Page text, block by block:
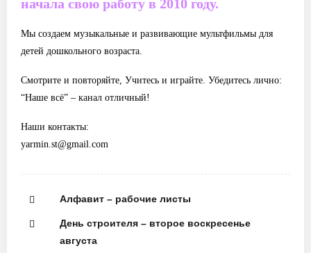
начала свою работу в 2010 году.
Мы создаем музыкальные и развивающие мультфильмы для
детей дошкольного возраста.
Смотрите и повторяйте, Учитесь и играйте. Убедитесь лично:
“Наше всё” – канал отличный!
Наши контакты:
yarmin.st@gmail.com
Алфавит – рабочие листы
День строителя – второе воскресенье
августа